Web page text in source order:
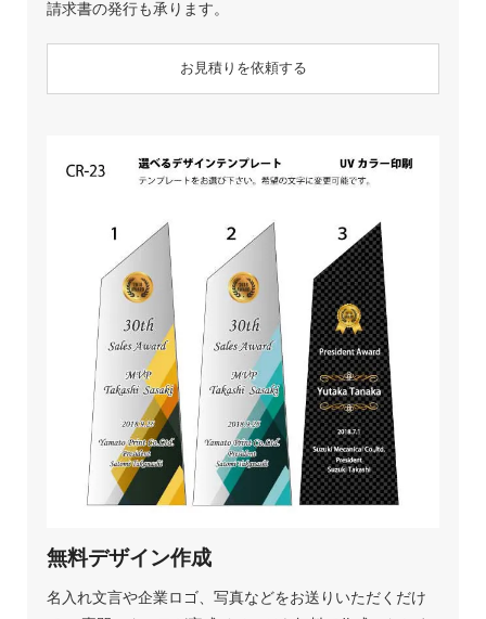
請求書の発行も承ります。
お見積りを依頼する
無料デザイン作成
名入れ文言や企業ロゴ、写真などをお送りいただくだけ